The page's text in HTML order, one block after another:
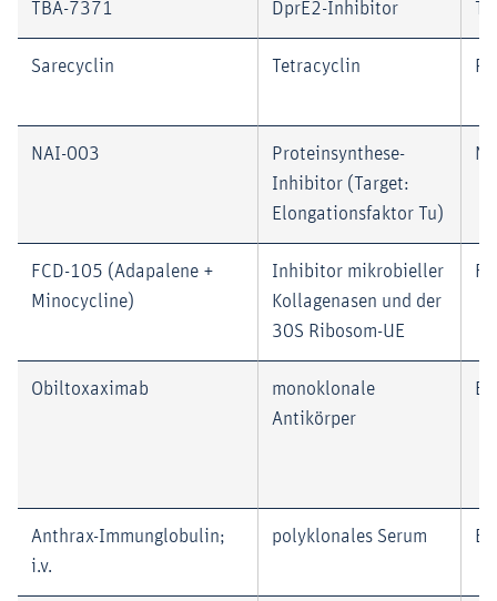
TBA-7371 DprE2-Inhibitor
Sarecyclin Tetracyclin
NAI-003
Proteinsynthese-
Inhibitor (Target:
Elongationsfaktor Tu)
FCD-105 (Adapalene +
Minocycline)
Inhibitor mikrobieller
Kollagenasen und der
30S Ribosom-UE
Obiltoxaximab
monoklonale
Antikörper
Anthrax-Immunglobulin;
i.v.
polyklonales Serum